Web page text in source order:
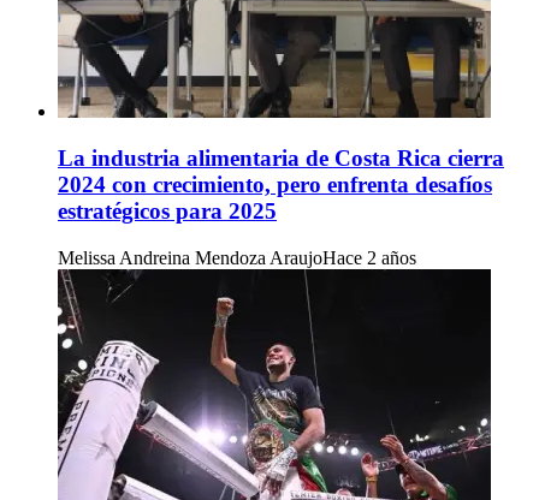
La industria alimentaria de Costa Rica cierra
2024 con crecimiento, pero enfrenta desafíos
estratégicos para 2025
Melissa Andreina Mendoza AraujoHace 2 años